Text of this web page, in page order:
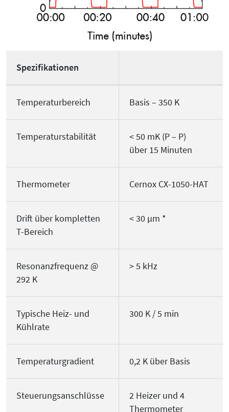
Spezifikationen
Temperaturbereich Basis – 350 K
Temperaturstabilität
< 50 mK (P – P)
über 15 Minuten
Thermometer Cernox CX-1050-HAT
Drift über kompletten
T-Bereich
< 30 µm *
Resonanzfrequenz @
292 K
> 5 kHz
Typische Heiz- und
Kühlrate
300 K / 5 min
Temperaturgradient 0,2 K über Basis
Steuerungsanschlüsse
2 Heizer und 4
Thermometer